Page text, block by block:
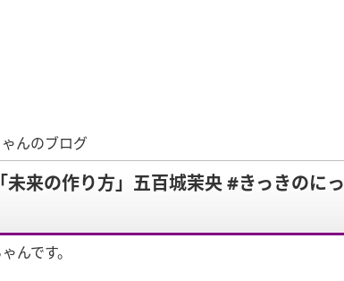
んのブログ
来の作り方」五百城茉央 #きっきのにっ
んです。